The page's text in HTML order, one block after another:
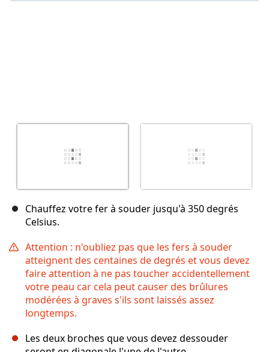
Chauffez votre fer à souder jusqu'à 350 degrés
Celsius.
Attention : n'oubliez pas que les fers à souder
atteignent des centaines de degrés et vous devez
faire attention à ne pas toucher accidentellement
votre peau car cela peut causer des brûlures
modérées à graves s'ils sont laissés assez
longtemps.
Les deux broches que vous devez dessouder